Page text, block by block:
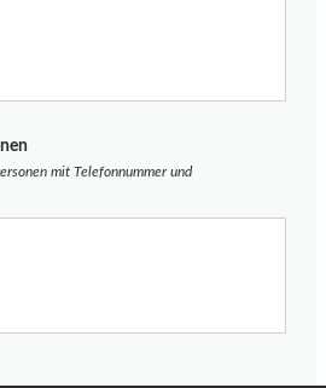
mit Telefonnummer und